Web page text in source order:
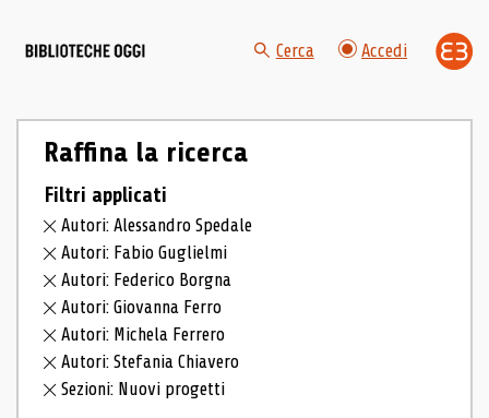
Cerca Accedi
Raffina la ricerca
Filtri applicati
Autori: Alessandro Spedale
Autori: Fabio Guglielmi
Autori: Federico Borgna
Autori: Giovanna Ferro
Autori: Michela Ferrero
Autori: Stefania Chiavero
Sezioni: Nuovi progetti